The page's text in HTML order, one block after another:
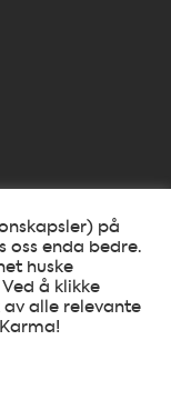
på
oss enda bedre.
huske
å klikke
alle relevante